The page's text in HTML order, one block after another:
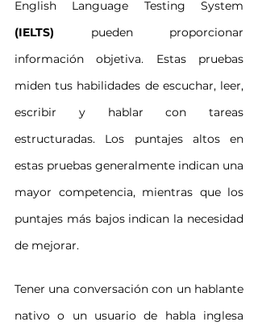
(IELTS) pueden proporcionar
información objetiva. Estas pruebas
miden tus habilidades de escuchar, leer,
escribir y hablar con tareas
estructuradas. Los puntajes altos en
estas pruebas generalmente indican una
mayor competencia, mientras que los
puntajes más bajos indican la necesidad
de mejorar.
Tener una conversación con un hablante
nativo o un usuario de habla inglesa